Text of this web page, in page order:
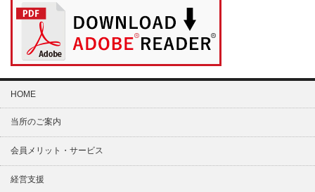
HOME
当所のご案内
会員メリット・サービス
経営支援